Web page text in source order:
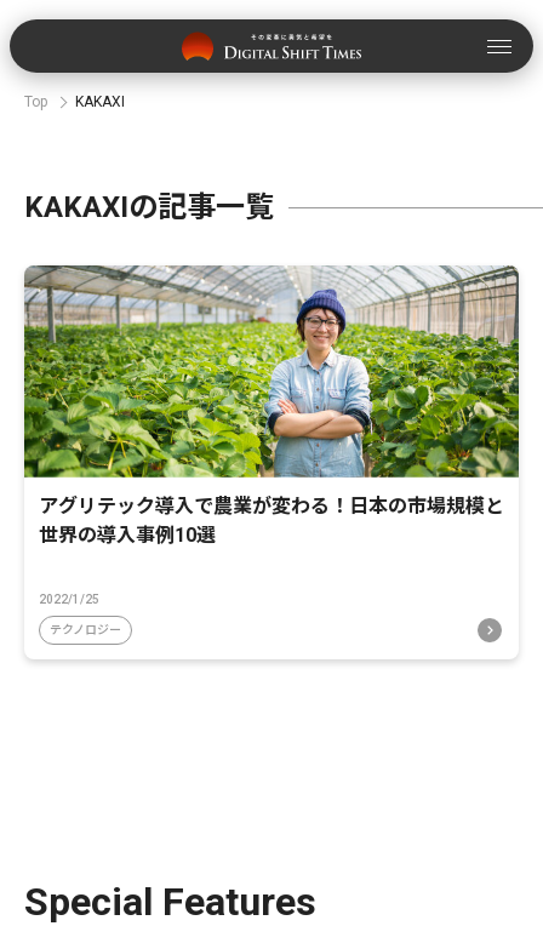
Top KAKAXI
KAKAXIの記事一覧
アグリテック導入で農業が変わる！日本の市場規模と
世界の導入事例10選
2022/1/25
テクノロジー
Special Features